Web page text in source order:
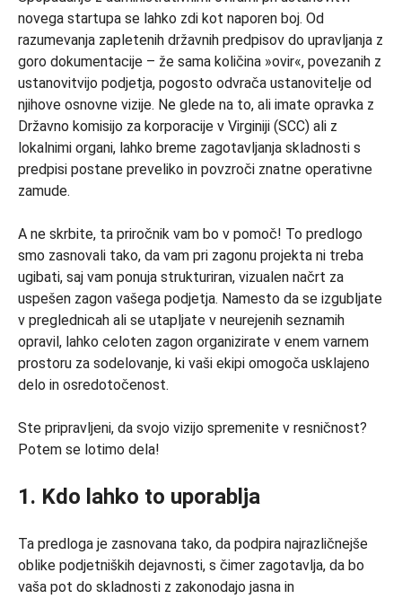
novega startupa se lahko zdi kot naporen boj. Od
razumevanja zapletenih državnih predpisov do upravljanja z
goro dokumentacije – že sama količina »ovir«, povezanih z
ustanovitvijo podjetja, pogosto odvrača ustanovitelje od
njihove osnovne vizije. Ne glede na to, ali imate opravka z
Državno komisijo za korporacije v Virginiji (SCC) ali z
lokalnimi organi, lahko breme zagotavljanja skladnosti s
predpisi postane preveliko in povzroči znatne operativne
zamude.
A ne skrbite, ta priročnik vam bo v pomoč! To predlogo
smo zasnovali tako, da vam pri zagonu projekta ni treba
ugibati, saj vam ponuja strukturiran, vizualen načrt za
uspešen zagon vašega podjetja. Namesto da se izgubljate
v preglednicah ali se utapljate v neurejenih seznamih
opravil, lahko celoten zagon organizirate v enem varnem
prostoru za sodelovanje, ki vaši ekipi omogoča usklajeno
delo in osredotočenost.
Ste pripravljeni, da svojo vizijo spremenite v resničnost?
Potem se lotimo dela!
1. Kdo lahko to uporablja
Ta predloga je zasnovana tako, da podpira najrazličnejše
oblike podjetniških dejavnosti, s čimer zagotavlja, da bo
vaša pot do skladnosti z zakonodajo jasna in